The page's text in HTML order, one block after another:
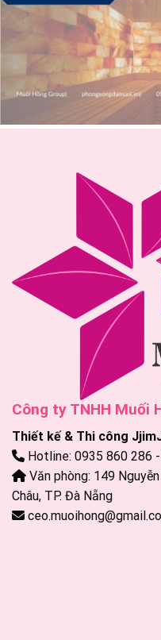
Công ty TNHH Muối
Thiết kế & Thi công
Hotline: 0935 860 286
Văn phòng: 149
Châu, TP. Đà Nẵng